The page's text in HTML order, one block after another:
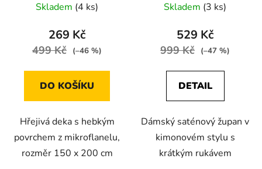
Skladem (4 ks)
269 Kč
499 Kč (–46 %)
DO KOŠÍKU
Hřejivá deka s hebkým
povrchem z mikroflanelu,
rozměr 150 x 200 cm
Skladem (3 ks)
529 Kč
999 Kč (–47 %)
DETAIL
Dámský saténový župan v
kimonovém stylu s
krátkým rukávem